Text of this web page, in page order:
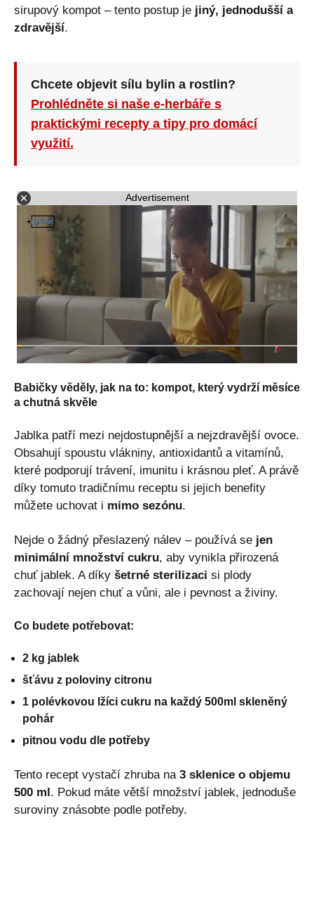
sirupový kompot – tento postup je jiný, jednodušší a
zdravější.
Chcete objevit sílu bylin a rostlin?
Prohlédněte si naše e-herbáře s
praktickými recepty a tipy pro domácí
využití.
Advertisement
Babičky věděly, jak na to: kompot, který vydrží měsíce
a chutná skvěle
Jablka patří mezi nejdostupnější a nejzdravější ovoce.
Obsahují spoustu vlákniny, antioxidantů a vitamínů,
které podporují trávení, imunitu i krásnou pleť. A právě
díky tomuto tradičnímu receptu si jejich benefity
můžete uchovat i mimo sezónu.
Nejde o žádný přeslazený nálev – používá se jen
minimální množství cukru, aby vynikla přirozená
chuť jablek. A díky šetrné sterilizaci si plody
zachovají nejen chuť a vůni, ale i pevnost a živiny.
Co budete potřebovat:
2 kg jablek
šťávu z poloviny citronu
1 polévkovou lžíci cukru na každý 500ml skleněný
pohár
pitnou vodu dle potřeby
Tento recept vystačí zhruba na 3 sklenice o objemu
500 ml. Pokud máte větší množství jablek, jednoduše
suroviny znásobte podle potřeby.